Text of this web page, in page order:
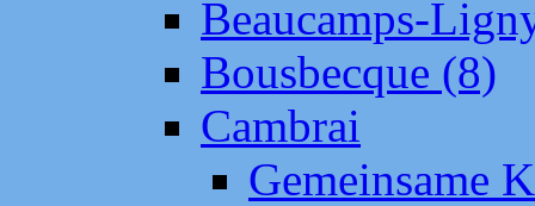
Beaucamps-
Bousbecque (8)
Cambrai
Gemeinsame